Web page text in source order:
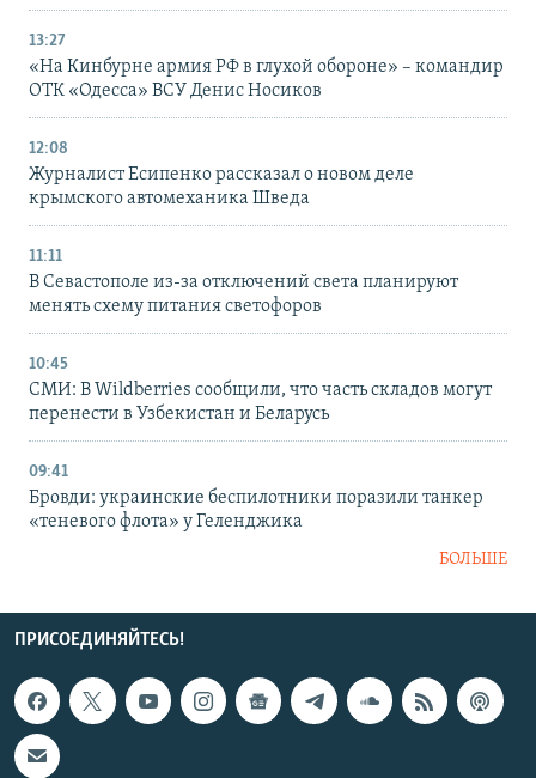
13:27
«На Кинбурне армия РФ в глухой обороне» – командир
ОТК «Одесса» ВСУ Денис Носиков
12:08
Журналист Есипенко рассказал о новом деле
крымского автомеханика Шведа
11:11
В Севастополе из-за отключений света планируют
менять схему питания светофоров
10:45
СМИ: В Wildberries сообщили, что часть складов могут
перенести в Узбекистан и Беларусь
09:41
Бровди: украинские беспилотники поразили танкер
«теневого флота» у Геленджика
БОЛЬШЕ
ПРИСОЕДИНЯЙТЕСЬ!